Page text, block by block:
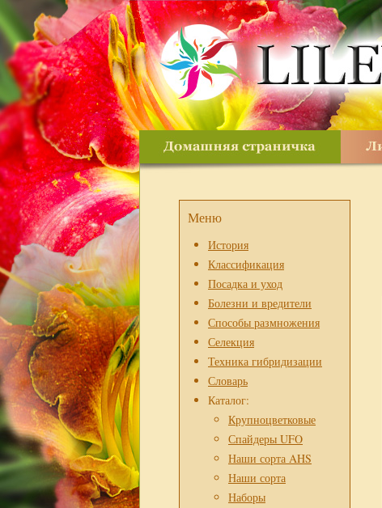
Меню
История
Классификация
Посадка и уход
Болезни и вредители
Способы размножения
Селекция
Техника гибридизации
Словарь
Каталог:
Крупноцветковые
Спайдеры UFO
Наши сорта AHS
Наши сорта
Наборы